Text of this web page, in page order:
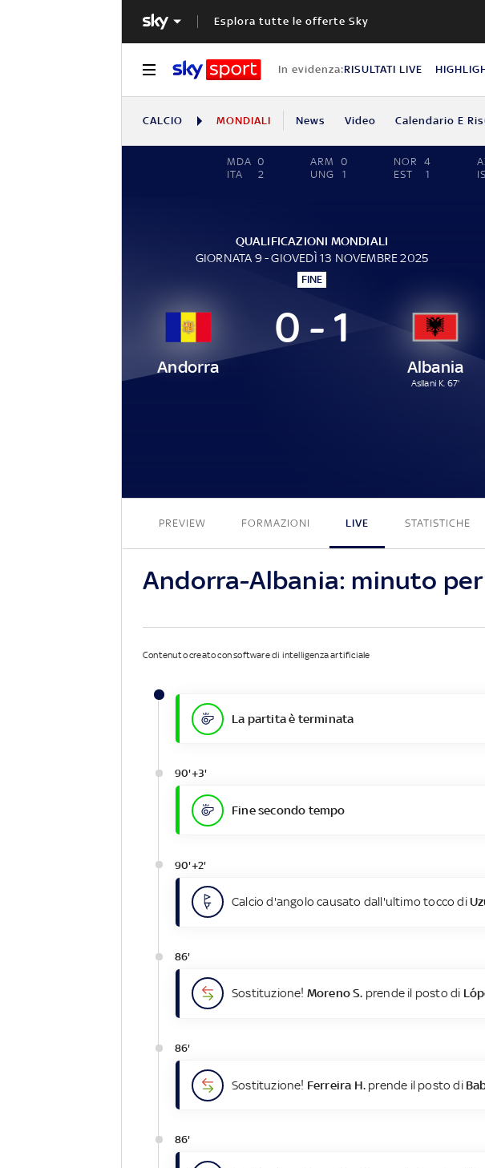
Esplora tutte le offerte Sky
In evidenza:RISULTATI LIVE
CALCIO MONDIALI News Video Calendario E
MDA 0
ITA
2
ARM
0
UNG
1
NOR
4
EST
1
QUALIFICAZIONI MONDIALI
GIORNATA 9 - GIOVEDÌ 13 NOVEMBRE 2025
FINE
Andorra
0 - 1
Albania
Asllani K. 67'
PREVIEW FORMAZIONI LIVE STATISTICHE
Andorra-Albania: minuto
Contenuto creato con software di intelligenza artificiale
La partita è terminata
90'+3'
Fine secondo tempo
90'+2'
Calcio d'angolo causato dall'ultimo tocco di
86'
Sostituzione! Moreno S. prende il posto di
86'
Sostituzione! Ferreira H. prende il posto di
86'